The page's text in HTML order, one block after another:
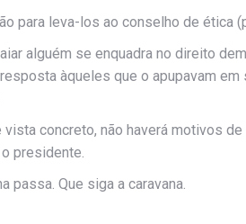
para leva-los ao conselho de ética
alguém se enquadra no direito
àqueles que o apupavam
concreto, não haverá motivos
presidente.
passa. Que siga a caravana.